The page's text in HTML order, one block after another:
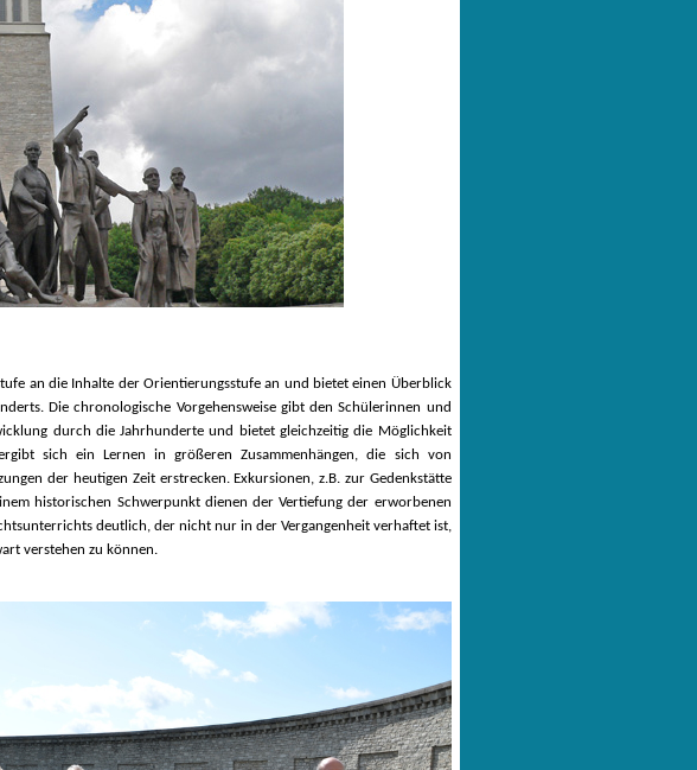
an die Inhalte der Orientierungsstufe an und bietet einen Überblick
Die chronologische Vorgehensweise gibt den Schülerinnen und
durch die Jahrhunderte und bietet gleichzeitig die Möglichkeit
sich ein Lernen in größeren Zusammenhängen, die sich von
der heutigen Zeit erstrecken. Exkursionen, z.B. zur Gedenkstätte
historischen Schwerpunkt dienen der Vertiefung der erworbenen
deutlich, der nicht nur in der Vergangenheit verhaftet ist,
verstehen zu können.